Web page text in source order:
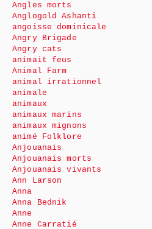
Angles morts
Anglogold Ashanti
angoisse dominicale
Angry Brigade
Angry cats
animait feus
Animal Farm
animal irrationnel
animale
animaux
animaux marins
animaux mignons
animé Folklore
Anjouanais
Anjouanais morts
Anjouanais vivants
Ann Larson
Anna
Anna Bednik
Anne
Anne Carratié